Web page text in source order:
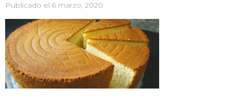
Publicado el 6 marzo, 2020